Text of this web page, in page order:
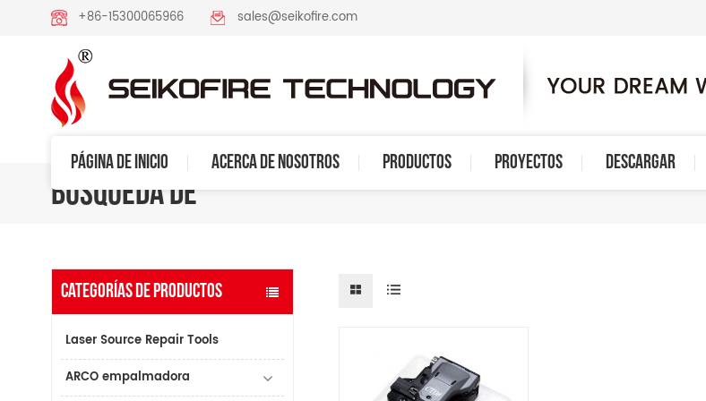
+86-15300065966 sales@seikofire.com
PÁGINA DE INICIO ACERCA DE NOSOTROS PRODUCTOS PROYECTOS DESCARGAR
BÚSQUEDA DE
CATEGORÍAS DE PRODUCTOS
Laser Source Repair Tools
ARCO empalmadora